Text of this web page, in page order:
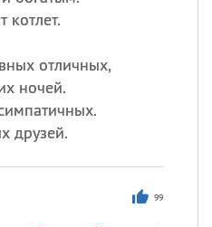
котлет.
отличных,
ночей.
друзей.
99